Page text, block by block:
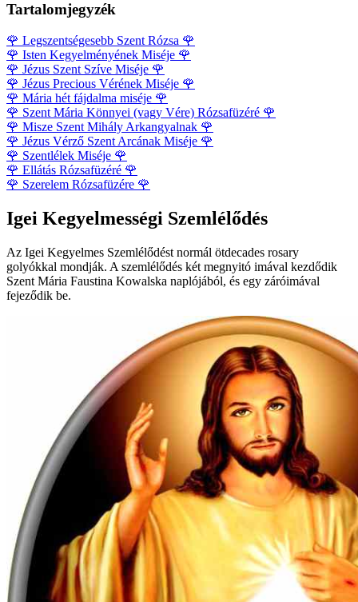
Tartalomjegyzék
🌹 Legszentségesebb Szent Rózsa 🌹
🌹 Isten Kegyelményének Miséje 🌹
🌹 Jézus Szent Szíve Miséje 🌹
🌹 Jézus Precious Vérének Miséje 🌹
🌹 Mária hét fájdalma miséje 🌹
🌹 Szent Mária Könnyei (vagy Vére) Rózsafüzéré 🌹
🌹 Misze Szent Mihály Arkangyalnak 🌹
🌹 Jézus Vérző Szent Arcának Miséje 🌹
🌹 Szentlélek Miséje 🌹
🌹 Ellátás Rózsafüzéré 🌹
🌹 Szerelem Rózsafüzére 🌹
Igei Kegyelmességi Szemlélődés
Az Igei Kegyelmes Szemlélődést normál ötdecades rosary
golyókkal mondják. A szemlélődés két megnyitó imával kezdődik
Szent Mária Faustina Kowalska naplójából, és egy záróimával
fejeződik be.